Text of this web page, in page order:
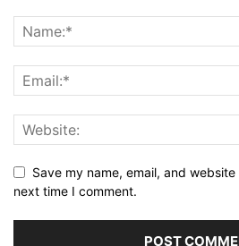
Save my name, email, and
next time I comment.